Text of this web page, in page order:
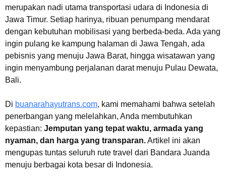
merupakan nadi utama transportasi udara di Indonesia di
Jawa Timur. Setiap harinya, ribuan penumpang mendarat
dengan kebutuhan mobilisasi yang berbeda-beda. Ada yang
ingin pulang ke kampung halaman di Jawa Tengah, ada
pebisnis yang menuju Jawa Barat, hingga wisatawan yang
ingin menyambung perjalanan darat menuju Pulau Dewata,
Bali.
Di buanarahayutrans.com, kami memahami bahwa setelah
penerbangan yang melelahkan, Anda membutuhkan
kepastian: Jemputan yang tepat waktu, armada yang
nyaman, dan harga yang transparan.Artikel ini akan
mengupas tuntas seluruh rute travel dari Bandara Juanda
menuju berbagai kota besar di Indonesia.